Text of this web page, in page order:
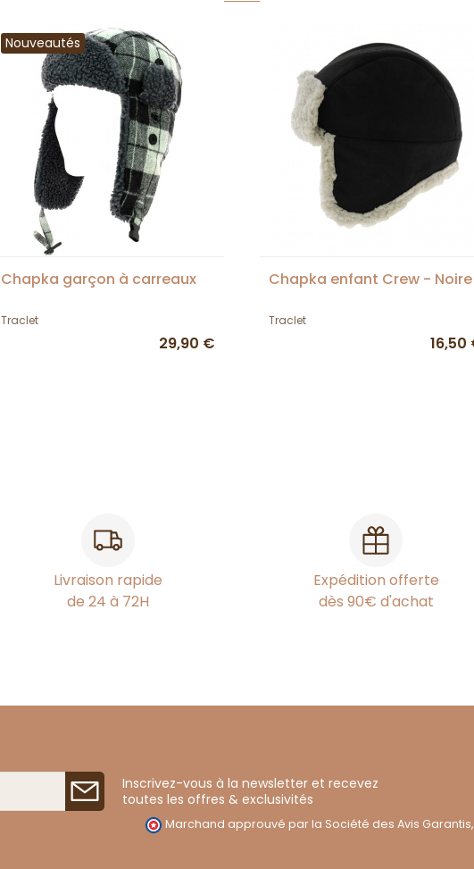
Nouveautés
Chapka garçon à carreaux
Traclet
29,90 €
Chapka enfant Crew - Noire
Traclet
16,50
Livraison rapide
de 24 à 72H
Expédition offerte
dès 90€ d'achat
Inscrivez-vous à la newsletter et recevez
toutes les offres & exclusivités
Marchand approuvé par la Société des Avis Garantis,